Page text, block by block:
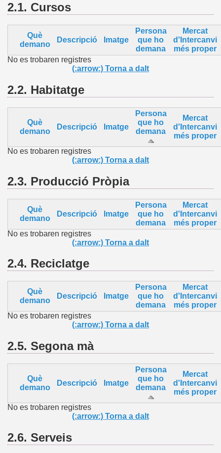
2.1. Cursos
Què
demano
Descripció Imatge
Persona
que ho
demana
Mercat
d'Intercanvi
més proper
No es trobaren registres
(:arrow:) Torna a dalt
2.2. Habitatge
Què
demano
Descripció Imatge
Persona
que ho
demana
Mercat
d'Intercanvi
més proper
No es trobaren registres
(:arrow:) Torna a dalt
2.3. Producció Pròpia
Què
demano
Descripció Imatge
Persona
que ho
demana
Mercat
d'Intercanvi
més proper
No es trobaren registres
(:arrow:) Torna a dalt
2.4. Reciclatge
Què
demano
Descripció Imatge
Persona
que ho
demana
Mercat
d'Intercanvi
més proper
No es trobaren registres
(:arrow:) Torna a dalt
2.5. Segona mà
Què
demano
Descripció Imatge
Persona
que ho
demana
Mercat
d'Intercanvi
més proper
No es trobaren registres
(:arrow:) Torna a dalt
2.6. Serveis